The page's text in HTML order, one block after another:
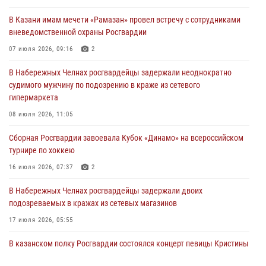
В Нижнекамске сотрудники Росгвардии задержали подозреваемого
23 июля 2026, 06:47
В Казани Росгвардия приняла участие в обеспечении безопасности
крестного хода и освящения храма
В Казани имам мечети «Рамазан» провел встречу с сотрудниками
вневедомственной охраны Росгвардии
07 июля 2026, 09:16 2
В Набережных Челнах росгвардейцы задержали неоднократно
судимого мужчину по подозрению в краже из сетевого
гипермаркета
08 июля 2026, 11:05
Сборная Росгвардии завоевала Кубок «Динамо» на всероссийском
турнире по хоккею
16 июля 2026, 07:37 2
В Набережных Челнах росгвардейцы задержали двоих
подозреваемых в кражах из сетевых магазинов
17 июля 2026, 05:55
В казанском полку Росгвардии состоялся концерт певицы Кристины